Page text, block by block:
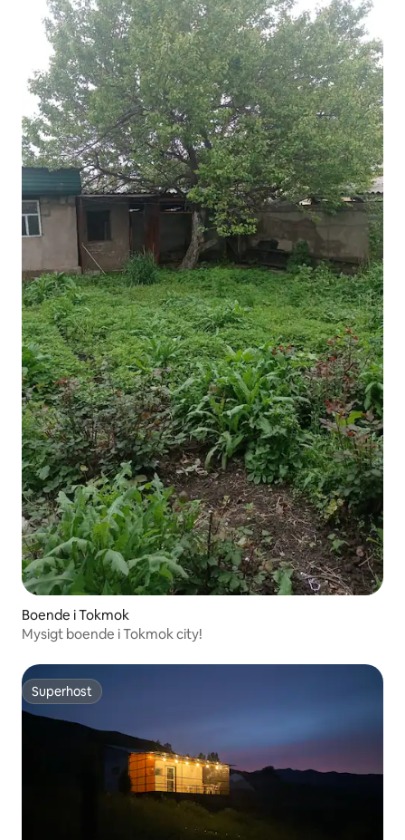
Boende i Tokmok
Mysigt boende i Tokmok city!
Superhost
Superhost